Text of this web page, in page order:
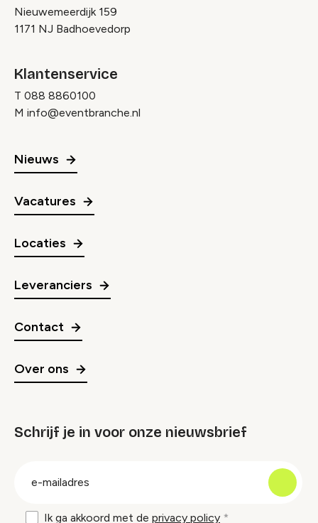
Nieuwemeerdijk 159
1171 NJ Badhoevedorp
Klantenservice
T 088 8860100
M info@eventbranche.nl
Nieuws
Vacatures
Locaties
Leveranciers
Contact
Over ons
Schrijf je in voor onze nieuwsbrief
Ik ga akkoord met de privacy policy